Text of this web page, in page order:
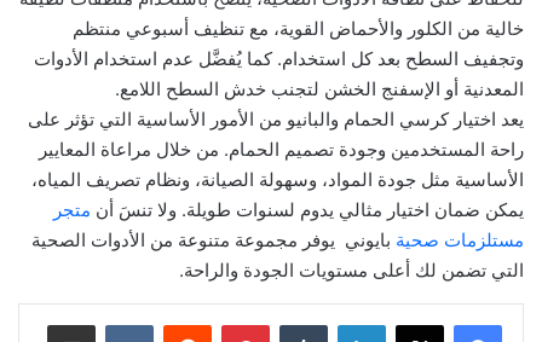
خالية من الكلور والأحماض القوية، مع تنظيف أسبوعي منتظم
وتجفيف السطح بعد كل استخدام. كما يُفضَّل عدم استخدام الأدوات
المعدنية أو الإسفنج الخشن لتجنب خدش السطح اللامع.
يعد اختيار كرسي الحمام والبانيو من الأمور الأساسية التي تؤثر على
راحة المستخدمين وجودة تصميم الحمام. من خلال مراعاة المعايير
الأساسية مثل جودة المواد، وسهولة الصيانة، ونظام تصريف المياه،
يمكن ضمان اختيار مثالي يدوم لسنوات طويلة. ولا تنسَ أن متجر
مستلزمات صحية بايوني يوفر مجموعة متنوعة من الأدوات الصحية
التي تضمن لك أعلى مستويات الجودة والراحة.
لينكدإن بينتيريست مشاركة عبر البريد